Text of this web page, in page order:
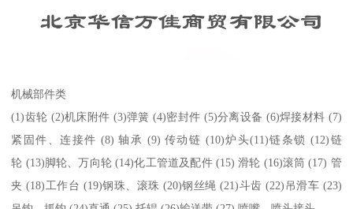
机械部件类
(1)齿轮 (2)机床附件 (3)弹簧 (4)密封件 (5)分离设备 (6)焊接材料 (7)
紧固件、连接件 (8) 轴承 (9) 传动链 (10)炉头(11)链条锁 (12)链
轮 (13)脚轮、万向轮 (14)化工管道及配件 (15) 滑轮 (16)滚筒 (17) 管
夹 (18)工作台 (19)钢珠、滚珠 (20)钢丝绳 (21)斗齿 (22)吊滑车 (23)